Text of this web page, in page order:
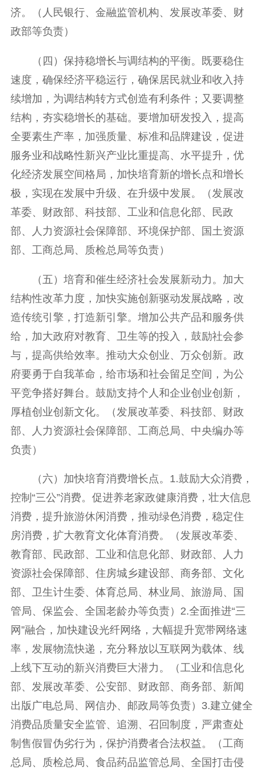
济。（人民银行、金融监管机构、发展改革委、财
政部等负责）
（四）保持稳增长与调结构的平衡。既要稳住
速度，确保经济平稳运行，确保居民就业和收入持
续增加，为调结构转方式创造有利条件；又要调整
结构，夯实稳增长的基础。要增加研发投入，提高
全要素生产率，加强质量、标准和品牌建设，促进
服务业和战略性新兴产业比重提高、水平提升，优
化经济发展空间格局，加快培育新的增长点和增长
极，实现在发展中升级、在升级中发展。（发展改
革委、财政部、科技部、工业和信息化部、民政
部、人力资源社会保障部、环境保护部、国土资源
部、工商总局、质检总局等负责）
（五）培育和催生经济社会发展新动力。加大
结构性改革力度，加快实施创新驱动发展战略，改
造传统引擎，打造新引擎。增加公共产品和服务供
给，加大政府对教育、卫生等的投入，鼓励社会参
与，提高供给效率。推动大众创业、万众创新。政
府要勇于自我革命，给市场和社会留足空间，为公
平竞争搭好舞台。鼓励支持个人和企业创业创新，
厚植创业创新文化。（发展改革委、科技部、财政
部、人力资源社会保障部、工商总局、中央编办等
负责）
（六）加快培育消费增长点。1.鼓励大众消费，
控制“三公”消费。促进养老家政健康消费，壮大信息
消费，提升旅游休闲消费，推动绿色消费，稳定住
房消费，扩大教育文化体育消费。（发展改革委、
教育部、民政部、工业和信息化部、财政部、人力
资源社会保障部、住房城乡建设部、商务部、文化
部、卫生计生委、体育总局、林业局、旅游局、国
管局、保监会、全国老龄办等负责）2.全面推进“三
网”融合，加快建设光纤网络，大幅提升宽带网络速
率，发展物流快递，充分释放以互联网为载体、线
上线下互动的新兴消费巨大潜力。（工业和信息化
部、发展改革委、公安部、财政部、商务部、新闻
出版广电总局、网信办、邮政局等负责）3.建立健全
消费品质量安全监管、追溯、召回制度，严肃查处
制售假冒伪劣行为，保护消费者合法权益。（工商
总局、质检总局、食品药品监管总局、全国打击侵